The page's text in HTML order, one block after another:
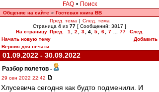
FAQ • Поиск
Общение на сайте » Гостевая книга ВВ
Пред. тема | След. тема
Страница 4 из 77 [ Сообщений: 3817 ]
На страницу Пред. 1 2 3 4, 5 6 7 77
След.
Начать новую тему
Добавить
Версия для печати
01.09.2022 - 30.09.2022
Разбор полетов -
29 сен 2022 22:42
Хлусевича сегодня как будто подменили. И